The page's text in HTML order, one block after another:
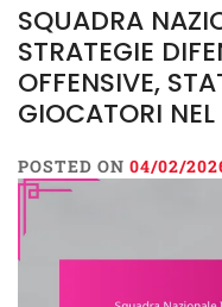
SQUADRA
STRATEGIE
OFFENSIVE,
GIOCATORI
POSTED ON 04/02/